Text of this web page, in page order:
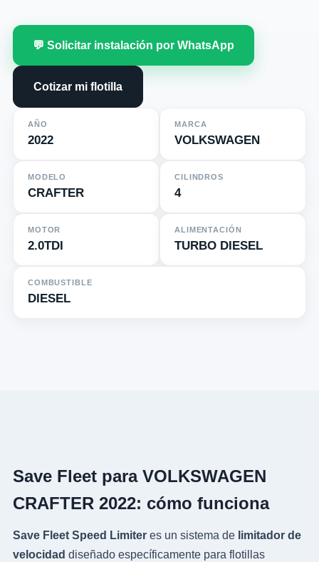
💬 Solicitar instalación por WhatsApp
Cotizar mi flotilla
AÑO
2022
MARCA
VOLKSWAGEN
MODELO
CRAFTER
CILINDROS
4
MOTOR
2.0TDI
ALIMENTACIÓN
TURBO DIESEL
COMBUSTIBLE
DIESEL
Save Fleet para VOLKSWAGEN
CRAFTER 2022: cómo funciona
Save Fleet Speed Limiteres un sistema de limitador de
velocidad diseñado específicamente para flotillas